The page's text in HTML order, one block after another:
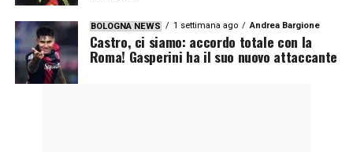
BOLOGNA NEWS 1 settimana ago Andrea Bargione
Castro, ci siamo: accordo totale con la
Roma! Gasperini ha il suo nuovo attaccante